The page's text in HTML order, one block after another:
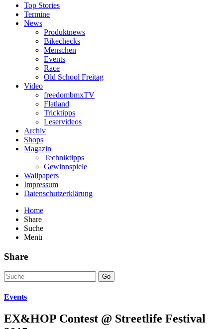
Top Stories
Termine
News
Produktnews
Bikechecks
Menschen
Events
Race
Old School Freitag
Video
freedombmxTV
Flatland
Tricktipps
Leservideos
Archiv
Shops
Magazin
Techniktipps
Gewinnspiele
Wallpapers
Impressum
Datenschutzerklärung
Home
Share
Suche
Menü
Share
Go
Events
EX&HOP Contest @ Streetlife Festival